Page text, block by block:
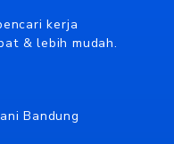
kerja
& lebih mudah.
Bandung